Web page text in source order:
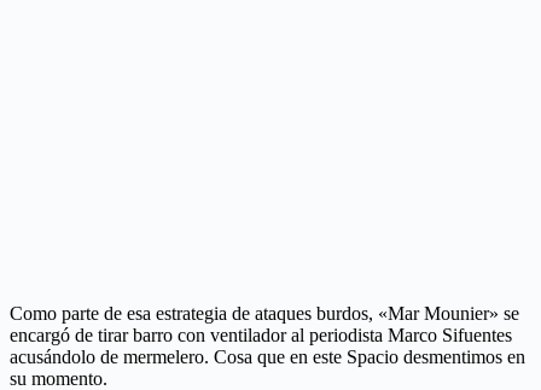
Como parte de esa estrategia de ataques burdos, «Mar Mounier» se
encargó de tirar barro con ventilador al periodista Marco Sifuentes
acusándolo de mermelero. Cosa que en este Spacio desmentimos en
su momento.